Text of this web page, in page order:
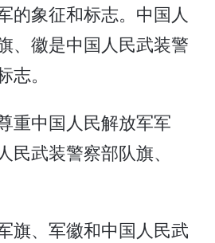
的象征和标志。中国人
、徽是中国人民武装警
。
重中国人民解放军军
民武装警察部队旗、
旗、军徽和中国人民武